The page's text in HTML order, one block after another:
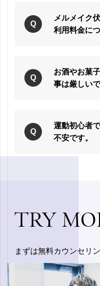
メルメイク
利用料金に
お酒やお菓
事は厳しい
運動初心者
不安です。
TRY
まずは無料カウンセリ